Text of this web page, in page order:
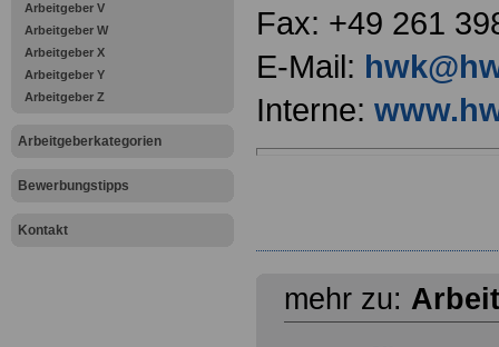
Arbeitgeber V
Arbeitgeber W
Arbeitgeber X
Arbeitgeber Y
Arbeitgeber Z
Arbeitgeberkategorien
Bewerbungstipps
Kontakt
Fax: +49 261
E-Mail:
Interne:
mehr zu: